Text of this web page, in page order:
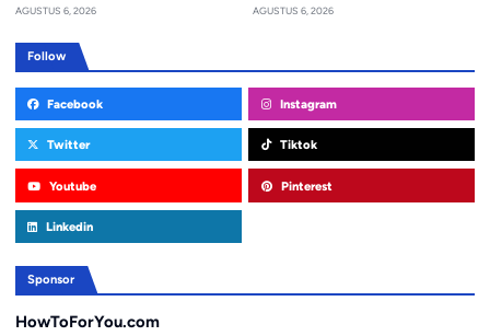
AGUSTUS 6, 2026 AGUSTUS 6, 2026
Follow
Facebook Instagram
Twitter Tiktok
Youtube Pinterest
Linkedin
Sponsor
HowToForYou.com